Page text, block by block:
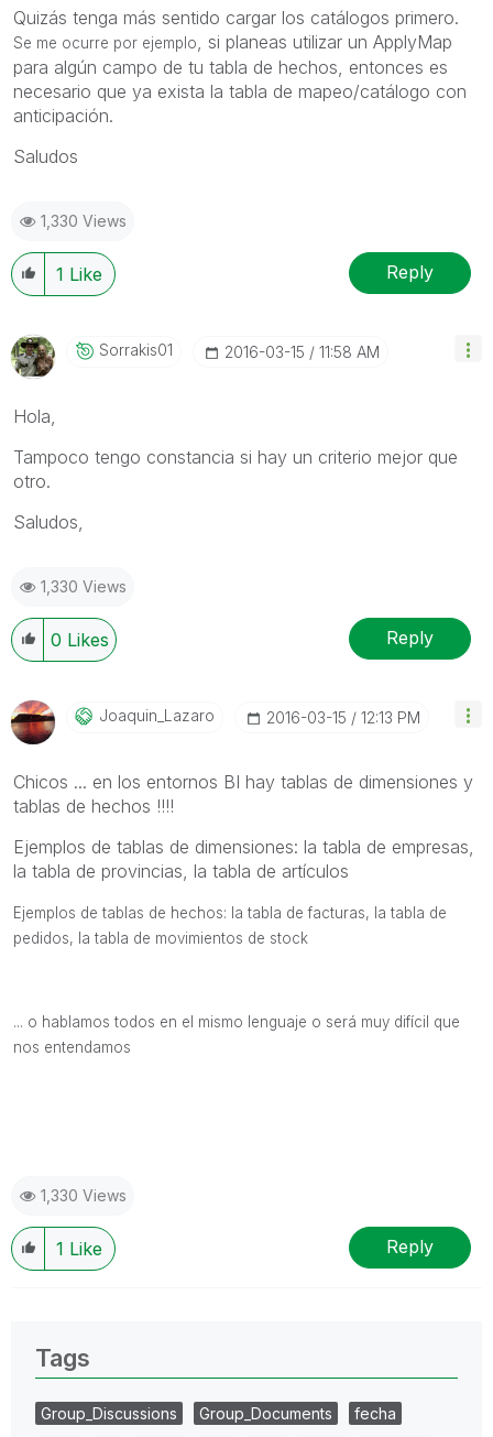
Quizás tenga más sentido cargar los catálogos primero.
Se me ocurre por ejemplo
, si planeas utilizar un ApplyMap
para algún campo de tu tabla de hechos, entonces es
necesario que ya exista la tabla de mapeo/catálogo con
anticipación.
Saludos
1,330 Views
1 Like Reply
Sorrakis01 ‎2016-03-15 11:58 AM
Hola,
Tampoco tengo constancia si hay un criterio mejor que
otro.
Saludos,
1,330 Views
0 Likes Reply
Joaquin_Lazaro ‎2016-03-15 12:13 PM
Chicos ... en los entornos BI hay tablas de dimensiones y
tablas de hechos !!!!
Ejemplos de tablas de dimensiones: la tabla de empresas,
la tabla de provincias, la tabla de artículos
Ejemplos de tablas de hechos: la tabla de facturas, la tabla de
pedidos, la tabla de movimientos de stock
... o hablamos todos en el mismo lenguaje o será muy difícil que
nos entendamos
1,330 Views
1 Like Reply
Tags
Group_Discussions Group_Documents
fecha